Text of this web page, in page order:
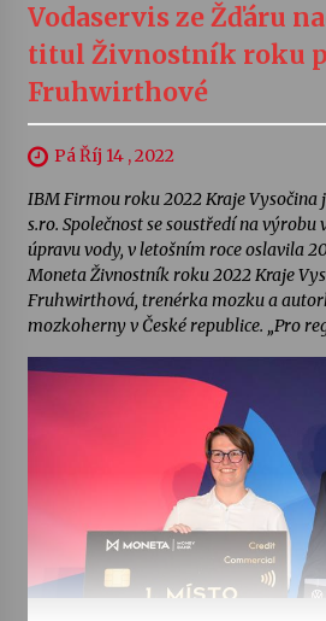
Vodaservis ze Žďáru
titul Živnostník roku
Fruhwirthové
Pá Říj 14 , 2022
IBM Firmou roku 2022 Kraje Vysočina
s.ro. Společnost se soustředí na
úpravu vody, v letošním roce oslavila
Moneta Živnostník roku 2022 Kraje
Fruhwirthová, trenérka mozku a
mozkoherny v České republice. „Pro